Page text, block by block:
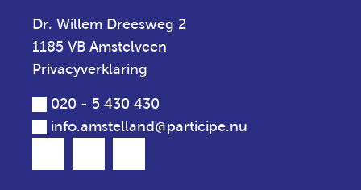
Dr. Willem Dreesweg 2
1185 VB Amstelveen
Privacyverklaring
020 - 5 430 430
info.amstelland@participe.nu